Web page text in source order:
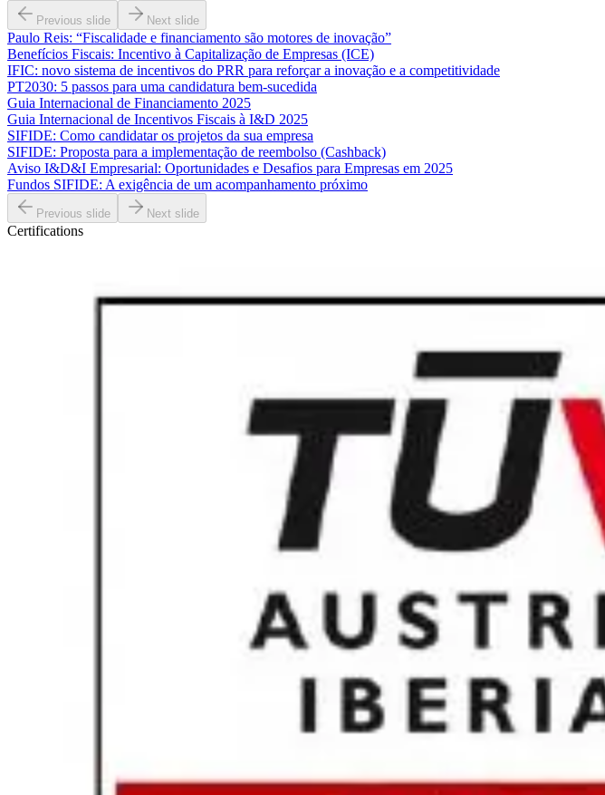
Previous slide Next slide
Paulo Reis: “Fiscalidade e financiamento são motores de inovação”
Benefícios Fiscais: Incentivo à Capitalização de Empresas (ICE)
IFIC: novo sistema de incentivos do PRR para reforçar a inovação e a competitividade
PT2030: 5 passos para uma candidatura bem-sucedida
Guia Internacional de Financiamento 2025
Guia Internacional de Incentivos Fiscais à I&D 2025
SIFIDE: Como candidatar os projetos da sua empresa
SIFIDE: Proposta para a implementação de reembolso (Cashback)
Aviso I&D&I Empresarial: Oportunidades e Desafios para Empresas em 2025
Fundos SIFIDE: A exigência de um acompanhamento próximo
Previous slide Next slide
Certifications